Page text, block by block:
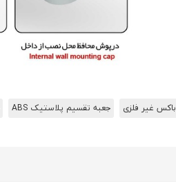
باکس غیر فلزی جعبه تقسیم پلاستیک ABS